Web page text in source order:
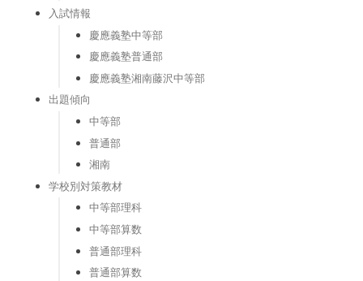
入試情報
慶應義塾中等部
慶應義塾普通部
慶應義塾湘南藤沢中等部
出題傾向
中等部
普通部
湘南
学校別対策教材
中等部理科
中等部算数
普通部理科
普通部算数